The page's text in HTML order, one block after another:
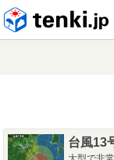
台風13